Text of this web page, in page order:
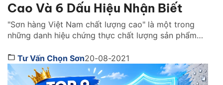
Cao Và 6 Dấu Hiệu Nhận Biết
"Sơn hàng Việt Nam chất lượng cao" là một trong
những danh hiệu chứng thực chất lượng sản phẩm
sơn đó cần đáp ứng những tiêu chuẩn khắt khe và
có được sự tin tưởng mà người dùng dành cho trong
một thời gian […]
Tư Vấn Chọn Sơn20-08-2021